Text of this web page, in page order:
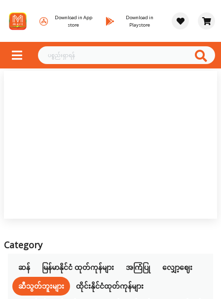
Download in App
store
Download in
Playstore
Category
ဆန် မြန်မာနိုင်ငံ ထုတ်ကုန်များ အကြံပြု
လျှော့ဈေး
ဆီသွတ်ဘူးများ
ထိုင်းနိုင်ငံထုတ်ကုန်များ